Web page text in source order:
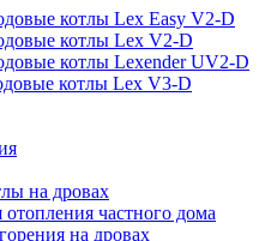
котлы Lex Easy V2-D
котлы Lex V2-D
котлы Lexender UV2-D
котлы Lex V3-D
на дровах
частного дома
на дровах